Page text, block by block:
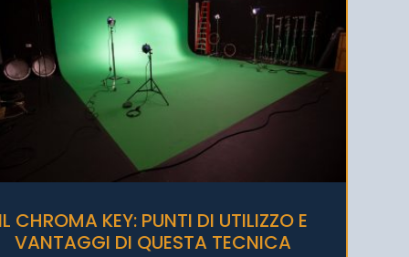
IL CHROMA KEY: PUNTI DI UTILIZZO E
VANTAGGI DI QUESTA TECNICA